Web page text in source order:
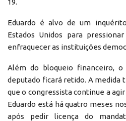
Eduardo é alvo de um
Estados Unidos para
enfraquecer as instituições
Além do bloqueio financeiro, o
deputado ficará retido. A
que o congressista continue a
Eduardo está há quatro meses
após pedir licença do